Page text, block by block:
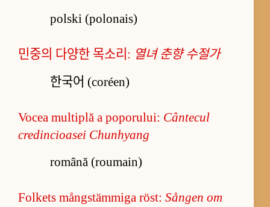
polski (polonais)
민중의 다양한 목소리: 열녀 춘향 수절가
한국어 (coréen)
Vocea multiplă a poporului: Cântecul
credincioasei Chunhyang
română (roumain)
Folkets mångstämmiga röst: Sången om